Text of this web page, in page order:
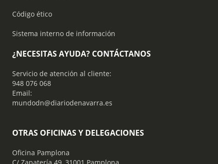
Código ético
Sistema interno de información
¿NECESITAS AYUDA? CONTÁCTANOS
Servicio de atención al cliente:
948 076 068
Email:
mundodn@diariodenavarra.es
OTRAS OFICINAS Y DELEGACIONES
Oficina Pamplona